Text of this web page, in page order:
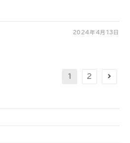
2024年4月13日
1 2